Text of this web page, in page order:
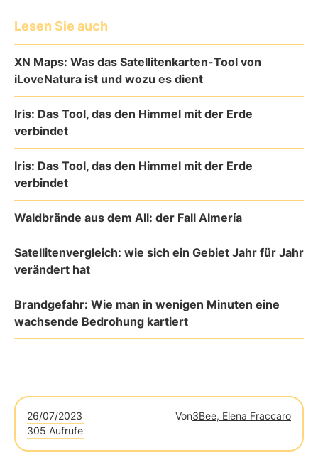
Lesen Sie auch
XN Maps: Was das Satellitenkarten-Tool von
iLoveNatura ist und wozu es dient
Iris: Das Tool, das den Himmel mit der Erde
verbindet
Iris: Das Tool, das den Himmel mit der Erde
verbindet
Waldbrände aus dem All: der Fall Almería
Satellitenvergleich: wie sich ein Gebiet Jahr für Jahr
verändert hat
Brandgefahr: Wie man in wenigen Minuten eine
wachsende Bedrohung kartiert
26/07/2023 Von3Bee, Elena Fraccaro
305 Aufrufe